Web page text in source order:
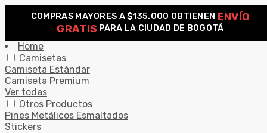
COMPRAS MAYORES A $135.000 OBTIENEN ENVÍO
GRATIS PARA LA CIUDAD DE BOGOTÁ
SEARCH
Home
Camisetas
Camiseta Estándar
Camiseta Premium
Ver todas
Otros Productos
Pines Metálicos Esmaltados
Stickers